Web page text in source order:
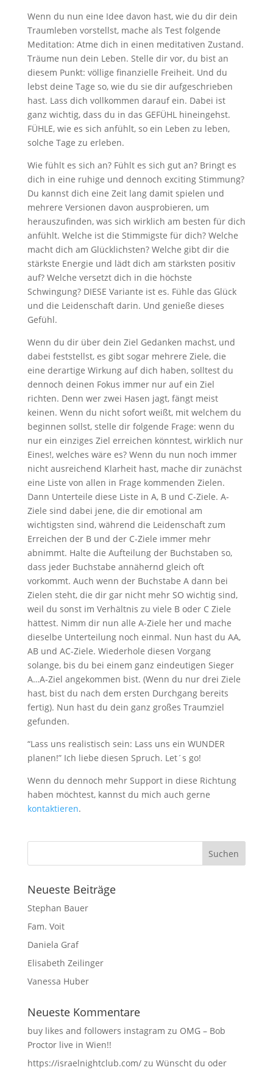
Wenn du nun eine Idee davon hast, wie du dir dein
Traumleben vorstellst, mache als Test folgende
Meditation: Atme dich in einen meditativen Zustand.
Träume nun dein Leben. Stelle dir vor, du bist an
diesem Punkt: völlige finanzielle Freiheit. Und du
lebst deine Tage so, wie du sie dir aufgeschrieben
hast. Lass dich vollkommen darauf ein. Dabei ist
ganz wichtig, dass du in das GEFÜHL hineingehst.
FÜHLE, wie es sich anfühlt, so ein Leben zu leben,
solche Tage zu erleben.
Wie fühlt es sich an? Fühlt es sich gut an? Bringt es
dich in eine ruhige und dennoch exciting Stimmung?
Du kannst dich eine Zeit lang damit spielen und
mehrere Versionen davon ausprobieren, um
herauszufinden, was sich wirklich am besten für dich
anfühlt. Welche ist die Stimmigste für dich? Welche
macht dich am Glücklichsten? Welche gibt dir die
stärkste Energie und lädt dich am stärksten positiv
auf? Welche versetzt dich in die höchste
Schwingung? DIESE Variante ist es. Fühle das Glück
und die Leidenschaft darin. Und genieße dieses
Gefühl.
Wenn du dir über dein Ziel Gedanken machst, und
dabei feststellst, es gibt sogar mehrere Ziele, die
eine derartige Wirkung auf dich haben, solltest du
dennoch deinen Fokus immer nur auf ein Ziel
richten. Denn wer zwei Hasen jagt, fängt meist
keinen. Wenn du nicht sofort weißt, mit welchem du
beginnen sollst, stelle dir folgende Frage: wenn du
nur ein einziges Ziel erreichen könntest, wirklich nur
Eines!, welches wäre es? Wenn du nun noch immer
nicht ausreichend Klarheit hast, mache dir zunächst
eine Liste von allen in Frage kommenden Zielen.
Dann Unterteile diese Liste in A, B und C-Ziele. A-
Ziele sind dabei jene, die dir emotional am
wichtigsten sind, während die Leidenschaft zum
Erreichen der B und der C-Ziele immer mehr
abnimmt. Halte die Aufteilung der Buchstaben so,
dass jeder Buchstabe annähernd gleich oft
vorkommt. Auch wenn der Buchstabe A dann bei
Zielen steht, die dir gar nicht mehr SO wichtig sind,
weil du sonst im Verhältnis zu viele B oder C Ziele
hättest. Nimm dir nun alle A-Ziele her und mache
dieselbe Unterteilung noch einmal. Nun hast du AA,
AB und AC-Ziele. Wiederhole diesen Vorgang
solange, bis du bei einem ganz eindeutigen Sieger
A…A-Ziel angekommen bist. (Wenn du nur drei Ziele
hast, bist du nach dem ersten Durchgang bereits
fertig). Nun hast du dein ganz großes Traumziel
gefunden.
“Lass uns realistisch sein: Lass uns ein WUNDER
planen!” Ich liebe diesen Spruch. Let´s go!
Wenn du dennoch mehr Support in diese Richtung
haben möchtest, kannst du mich auch gerne
kontaktieren.
Neueste Beiträge
Stephan Bauer
Fam. Voit
Daniela Graf
Elisabeth Zeilinger
Vanessa Huber
Neueste Kommentare
buy likes and followers instagram zu OMG – Bob
Proctor live in Wien!!
https://israelnightclub.com/zu Wünscht du oder